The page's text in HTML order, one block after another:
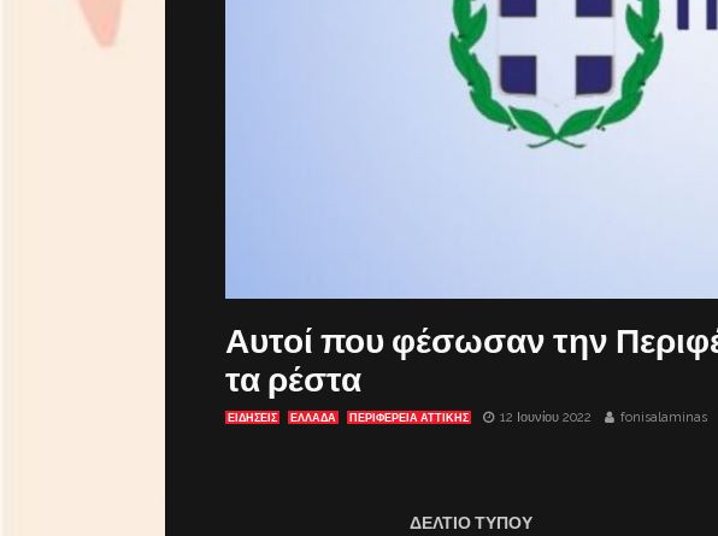
Αυτοί που φέσωσαν την
τα ρέστα
ΕΙΔΗΣΕΙΣ ΕΛΛΑΔΑ ΠΕΡΙΦΕΡΕΙΑ ΑΤΤΙΚΗΣ 12 Ιουνίου 2022 fonisalaminas
ΔΕΛΤΙΟ ΤΥΠΟΥ